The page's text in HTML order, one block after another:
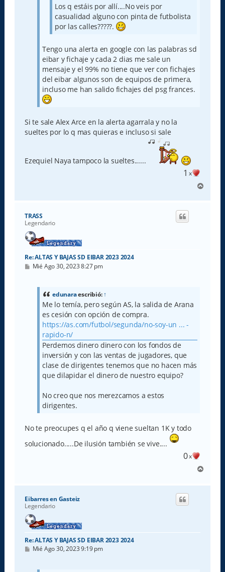
Los q estáis por allí....No veis por
casualidad alguno con pinta de futbolista
por las calles?????.
Tengo una alerta en google con las palabras sd
eibar y fichaje y cada 2 dias me sale un
mensaje y el 99% no tiene que ver con fichajes
del eibar algunos son de equipos de primera,
incluso me han salido fichajes del psg frances.
Si te sale Alex Arce en la alerta agarrala y no la
sueltes por lo q mas quieras e incluso si sale
Ezequiel Naya tampoco la sueltes......
1 x
r
TRASS
Legendario
Re: ALTAS Y BAJAS SD EIBAR 2023 2024
M
Mié Ago 30, 2023 8:27 pm
edunaraescribió:↑
Me lo temía, pero según AS, la salida de Arana
es cesión con opción de compra.
https://as.com/futbol/segunda/no-soy-un ... -
rapido-n/
Perdemos dinero dinero con los fondos de
inversión y con las ventas de jugadores, que
clase de dirigentes tenemos que no hacen más
que dilapidar el dinero de nuestro equipo?
No creo que nos merezcamos a estos
dirigentes.
No te preocupes q el año q viene sueltan 1K y todo
solucionado.....De ilusión también se vive....
0x
r
Eibarres en Gasteiz
Legendario
Re: ALTAS Y BAJAS SD EIBAR 2023 2024
M
Mié Ago 30, 2023 9:19 pm